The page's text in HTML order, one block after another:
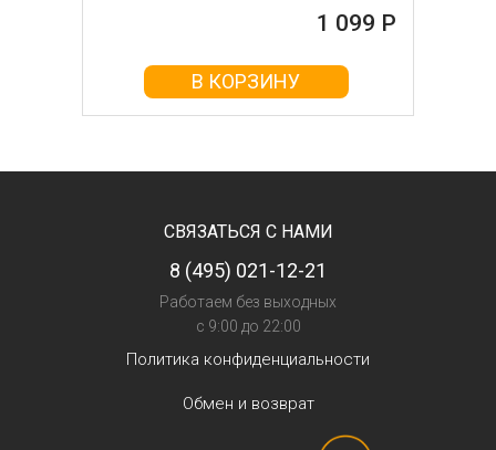
1 099 Р
В КОРЗИНУ
СВЯЗАТЬСЯ С НАМИ
8 (495) 021-12-21
Работаем без выходных
с 9:00 до 22:00
Политика конфиденциальности
Обмен и возврат